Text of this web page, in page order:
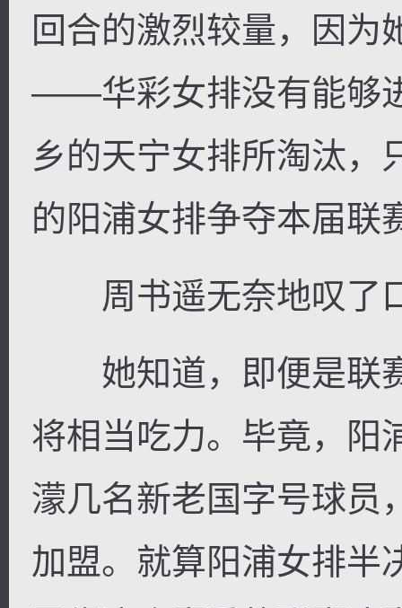
回合的激烈较量，因为
——华彩女排没有能够
乡的天宁女排所淘汰，
的阳浦女排争夺本届联
周书遥无奈地叹了
她知道，即便是联
将相当吃力。毕竟，阳
濛几名新老国字号球员
加盟。就算阳浦女排半